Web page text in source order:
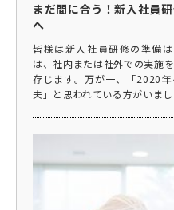
まだ間に合う！新入社員
へ
皆様は新入社員研修の準備
は、社内または社外での実施
存じます。万が一、「2020
夫」と思われている方がいま